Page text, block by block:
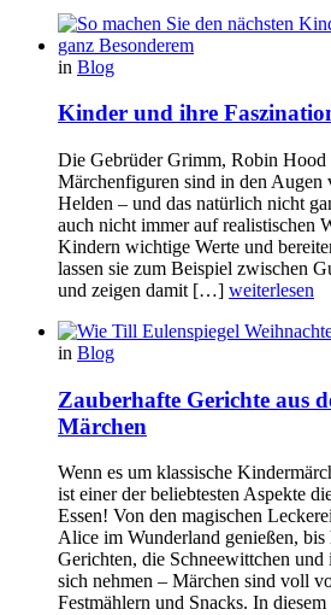
in Blog
Kinder und ihre
Die Gebrüder Grimm, Robin Hood
Märchenfiguren sind in den
Helden – und das natürlich nicht
auch nicht immer auf realistischen
Kindern wichtige Werte und
lassen sie zum Beispiel zwischen
und zeigen damit […] weiterlesen
in Blog
Zauberhafte Gerichte aus
Märchen
Wenn es um klassische
ist einer der beliebtesten Aspekte
Essen! Von den magischen
Alice im Wunderland genießen,
Gerichten, die Schneewittchen und
sich nehmen – Märchen sind voll
Festmählern und Snacks. In